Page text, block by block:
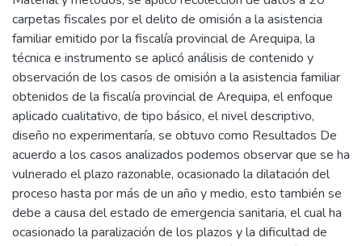
carpetas fiscales por el delito de omisión a la asistencia
familiar emitido por la fiscalía provincial de Arequipa, la
técnica e instrumento se aplicó análisis de contenido y
observación de los casos de omisión a la asistencia familiar
obtenidos de la fiscalía provincial de Arequipa, el enfoque
aplicado cualitativo, de tipo básico, el nivel descriptivo,
diseño no experimentaría, se obtuvo como Resultados De
acuerdo a los casos analizados podemos observar que se ha
vulnerado el plazo razonable, ocasionado la dilatación del
proceso hasta por más de un año y medio, esto también se
debe a causa del estado de emergencia sanitaria, el cual ha
ocasionado la paralización de los plazos y la dificultad de